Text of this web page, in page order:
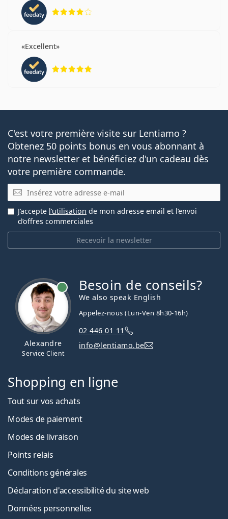
Excellent
C'est votre première visite sur Lentiamo ?
Obtenez 50 points bonus en vous abonnant à
notre newsletter et bénéficiez d'un cadeau dès
votre première commande.
E-mail
Recevoir la newsletter
J’accepte l’utilisation de mon adresse email et l’envoi
d’offres commerciales
Alexandre
Service Client
Besoin de conseils?
We also speak English
Appelez-nous (Lun-Ven 8h30-16h)
02 446 01 11
info@lentiamo.be
Shopping en ligne
Tout sur vos achats
Modes de paiement
Modes de livraison
Points relais
Conditions générales
Déclaration d'accessibilité du site web
Données personnelles